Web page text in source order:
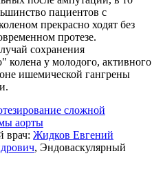
пациентов с
прекрасно ходят без
протезе.
сохранения
колена у молодого, активного
ишемической гангрены
сложной
аорты
врач: Жидков Евгений
, Эндоваскулярный